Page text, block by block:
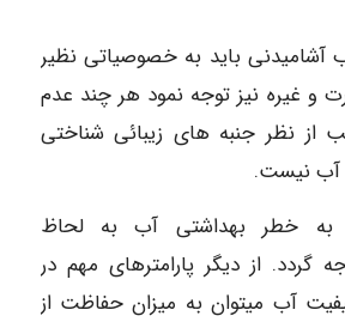
آشامیدنی باید به خصوصیاتی نظیر
و غیره نیز توجه نمود هر چند عدم
از نظر جنبه های زیبائی شناختی
آب نیست.
به خطر بهداشتی آب به لحاظ
گردد. از دیگر پارامترهای مهم در
آب میتوان به میزان حفاظت از